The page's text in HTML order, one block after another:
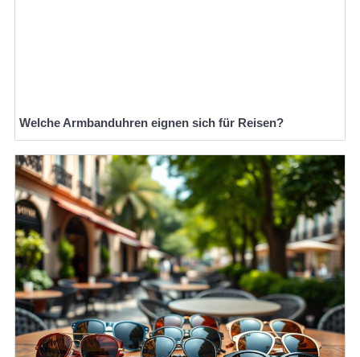
Welche Armbanduhren eignen sich für Reisen?